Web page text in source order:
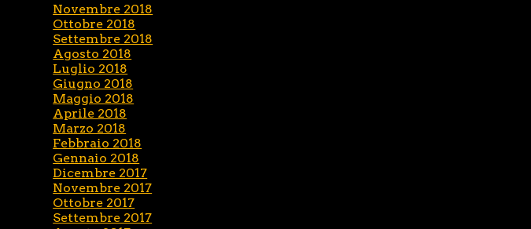
Novembre 2018
Ottobre 2018
Settembre 2018
Agosto 2018
Luglio 2018
Giugno 2018
Maggio 2018
Aprile 2018
Marzo 2018
Febbraio 2018
Gennaio 2018
Dicembre 2017
Novembre 2017
Ottobre 2017
Settembre 2017